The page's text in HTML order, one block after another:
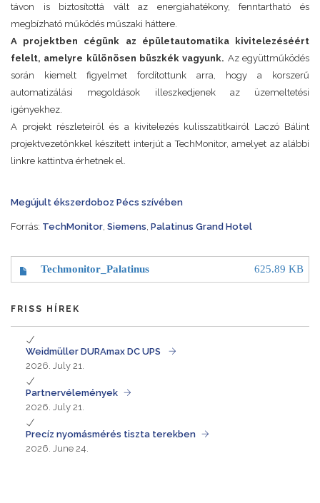
távon is biztosítottá vált az energiahatékony, fenntartható és
megbízható működés műszaki háttere.
A projektben cégünk az épületautomatika kivitelezéséért
felelt, amelyre különösen büszkék vagyunk. Az együttműködés
során kiemelt figyelmet fordítottunk arra, hogy a korszerű
automatizálási megoldások illeszkedjenek az üzemeltetési
igényekhez.
A projekt részleteiről és a kivitelezés kulisszatitkairól Laczó Bálint
projektvezetőnkkel készített interjút a TechMonitor, amelyet az alábbi
linkre kattintva érhetnek el.
Megújult ékszerdoboz Pécs szívében
Forrás: TechMonitor Siemens Palatinus Grand Hotel
Techmonitor_Palatinus 625.89 KB
FRISS HÍREK
Weidmüller DURAmax DC UPS
2026. July 21.
Partnervélemények
2026. July 21.
Precíz nyomásmérés tiszta terekben
2026. June 24.